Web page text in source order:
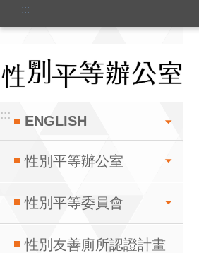
跳到主要內容區塊
:::
::: ENGLISH
性別平等辦公室
性別平等委員會
性別友善廁所認證計畫